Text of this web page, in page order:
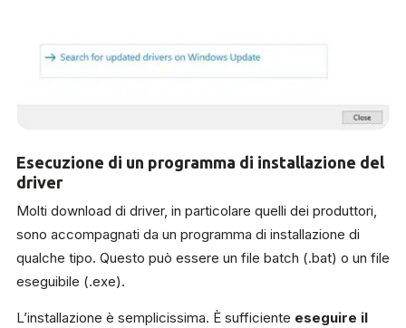
Esecuzione di un programma di installazione del
driver
Molti download di driver, in particolare quelli dei produttori,
sono accompagnati da un programma di installazione di
qualche tipo. Questo può essere un file batch (.bat) o un file
eseguibile (.exe).
L’installazione è semplicissima. È sufficiente eseguire il